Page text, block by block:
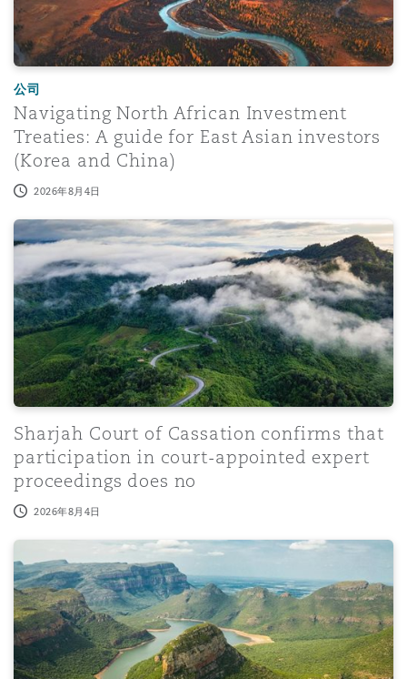
公司
Navigating North African Investment
Treaties: A guide for East Asian investors
(Korea and China)
2026年8月4日
Sharjah Court of Cassation confirms that participation
Sharjah Court of Cassation confirms that
participation in court-appointed expert
proceedings does no
2026年8月4日
Court of Protection: Peel J confirms the interaction